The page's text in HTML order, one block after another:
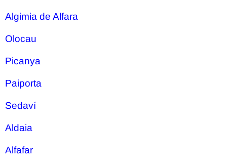
Algimia de Alfara
Olocau
Picanya
Paiporta
Sedaví
Aldaia
Alfafar